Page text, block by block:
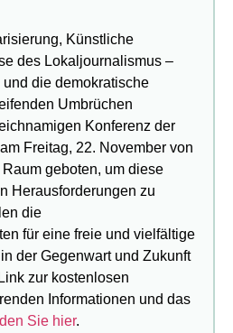
Künstliche
des Lokaljournalismus –
die demokratische
Umbrüchen
Konferenz der
Freitag, 22. November von
geboten, um diese
Herausforderungen zu
die
für eine freie und vielfältige
der Gegenwart und Zukunft
zur kostenlosen
Informationen und das
Sie hier.